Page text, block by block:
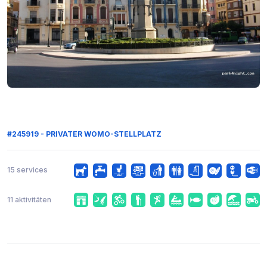
#245919 - PRIVATER WOMO-STELLPLATZ
15 services
11 aktivitäten